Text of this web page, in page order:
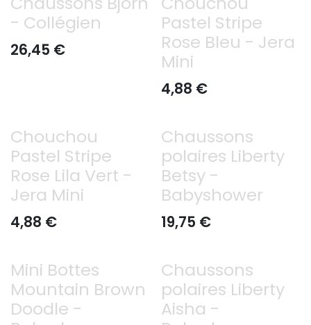
- Collégien
26,45 €
Pastel Stripe
Rose Bleu - Jera
Mini
4,88 €
Chouchou
Pastel Stripe
Rose Lila Vert -
Jera Mini
4,88 €
Chaussons
polaires Liberty
Betsy -
Babyshower
19,75 €
Mini Bottes
Mountain Brown
Doodle -
Chaussons
polaires Liberty
Aisha -